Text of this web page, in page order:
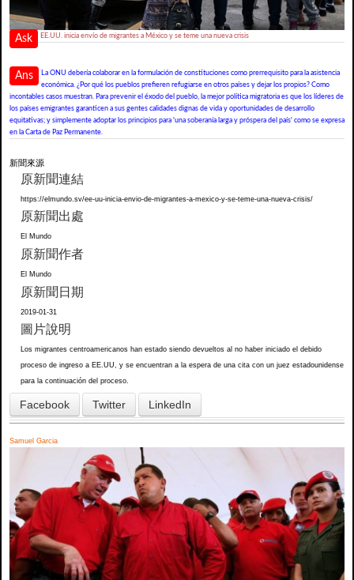
Ask EE.UU. inicia envío de migrantes a México y se teme una nueva crisis
Ans
La ONU debería colaborar en la formulación de constituciones como prerrequisito para la asistencia
económica. ¿Por qué los pueblos prefieren refugiarse en otros países y dejar los propios? Como
incontables casos muestran. Para prevenir el éxodo del pueblo, la mejor política migratoria es que los líderes de
los países emigrantes garanticen a sus gentes calidades dignas de vida y oportunidades de desarrollo
equitativas; y simplemente adoptar los principios para 'una soberanía larga y próspera del país' como se expresa
en la Carta de Paz Permanente.
新聞來源
原新聞連結
https://elmundo.sv/ee-uu-inicia-envio-de-migrantes-a-mexico-y-se-teme-una-nueva-crisis/
原新聞出處
El Mundo
原新聞作者
El Mundo
原新聞日期
2019-01-31
圖片說明
Los migrantes centroamericanos han estado siendo devueltos al no haber iniciado el debido
proceso de ingreso a EE.UU, y se encuentran a la espera de una cita con un juez estadounidense
para la continuación del proceso.
Facebook Twitter LinkedIn
Samuel Garcia